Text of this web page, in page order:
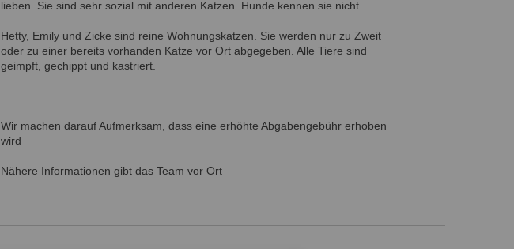
lieben. Sie sind sehr sozial mit anderen Katzen. Hunde kennen sie nicht.
Hetty, Emily und Zicke sind reine Wohnungskatzen. Sie werden nur zu Zweit
oder zu einer bereits vorhanden Katze vor Ort abgegeben. Alle Tiere sind
geimpft, gechippt und kastriert.
Wir machen darauf Aufmerksam, dass eine erhöhte Abgabengebühr erhoben
wird
Nähere Informationen gibt das Team vor Ort